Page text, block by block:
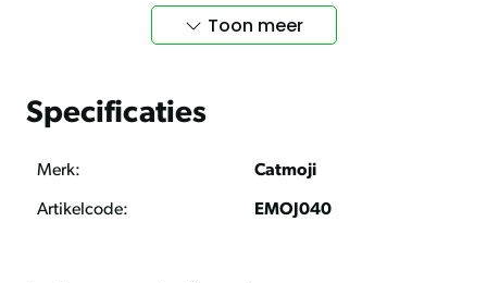
Madnip zorgt voor extra speelplezier
de hand geoogst en zorgvuldig gedroogd. Katten reageren
hier vaak nóg sterker op dan op gewone catnip. Het zorgt
Voordelen
Toon meer
Specificaties
Merk: Catmoji
Artikelcode: EMOJ040